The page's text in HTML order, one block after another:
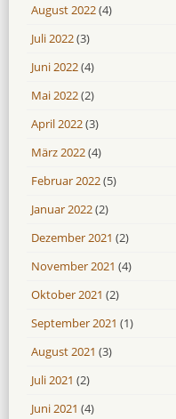
August 2022(4)
Juli 2022(3)
Juni 2022(4)
Mai 2022(2)
April 2022(3)
März 2022(4)
Februar 2022(5)
Januar 2022(2)
Dezember 2021 (2)
November 2021 (4)
Oktober 2021 (2)
September 2021 (1)
August 2021 (3)
Juli 2021 (2)
Juni 2021 (4)